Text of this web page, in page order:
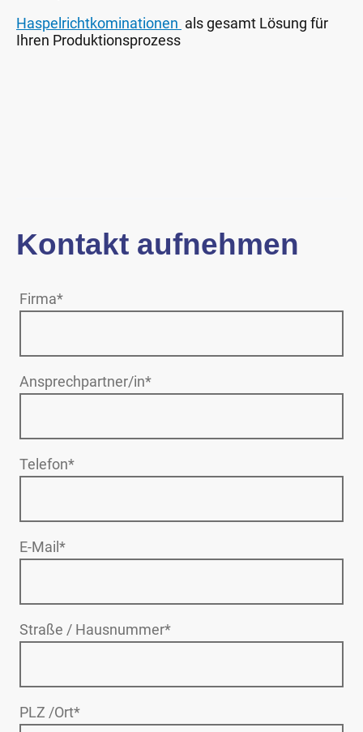
Haspelrichtkominationen als gesamt Lösung für
Ihren Produktionsprozess
Kontakt aufnehmen
Firma*
Ansprechpartner/in*
Telefon*
E-Mail*
Straße / Hausnummer*
PLZ /Ort*